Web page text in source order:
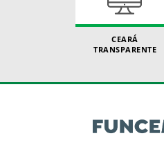
CEARÁ
TRANSPARENTE